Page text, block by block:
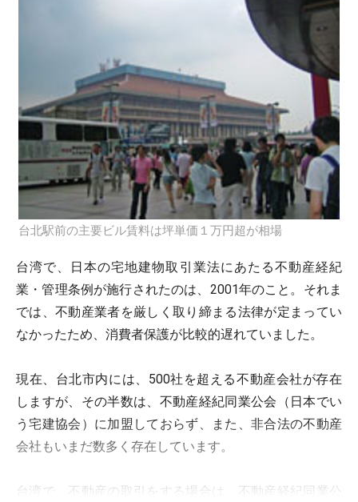
台北駅前の主要ビル賃料は坪単価１万円超が相場
台湾で、日本の宅地建物取引業法にあたる不動産経紀
業・管理条例が施行されたのは、2001年のこと。それま
では、不動産業者を厳しく取り締まる法律が定まってい
なかったため、消費者保護が比較的遅れていました。
現在、台北市内には、500社を超える不動産会社が存在
しますが、その半数は、 不動産経紀同業公会 （日本でい
う宅建協会）に加盟しておらず、また、非合法の不動産
会社もいまだ数多く存在しています。
台湾で、不動産の取引をする場合は、不動産経紀同業公